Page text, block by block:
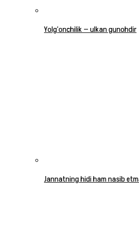
Yolg‘onchilik — ulkan gunohdir
Jannatning hidi ham nasib